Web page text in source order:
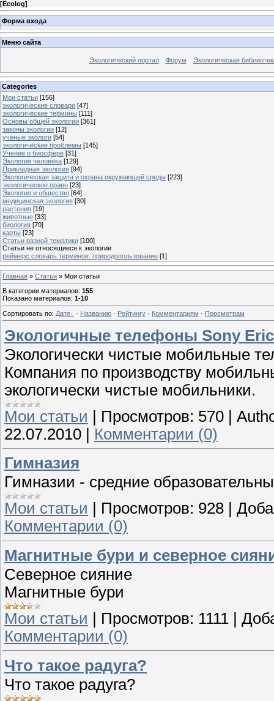
[Ecolog]
Форма входа
Меню сайта
Экологический портал Форум Экологическая
Categories
Мои статьи [156]
экологические словари [47]
экологические термины [111]
Основы общей экологии [361]
законы экологии [12]
ученые экологи [54]
экологические проблемы [145]
Учение о биосфере [31]
Экология человека [129]
Прикладная экология [94]
Экологическая защита и охрана окружающей среды [223]
экологическое право [23]
Экология и общество [64]
медицинская экология [30]
растения [19]
животные [33]
биология [70]
карты [23]
Статьи разной тематики [100]
Статьи не относящиеся к экологии
реймерс словарь терминов. природопользование [1]
Главная » Статьи » Мои статьи
В категории материалов: 155
Показано материалов: 1-10
Сортировать по: Дате · Названию · Рейтингу · Комментариям · Просмотрам
Экологичные телефоны Sony
Экологически чистые мобильные
Компания по производству
экологически чистые мобильники.
Мои статьи | Просмотров: 570 |
22.07.2010 | Комментарии (0)
Гимназия
Гимназии - средние
Мои статьи
Просмотров: 928
Комментарии (0)
Магнитные бури и северное
Северное сияние
Магнитные бури
Мои статьи
Просмотров: 1111
Комментарии (0)
Что такое радуга?
Что такое радуга?